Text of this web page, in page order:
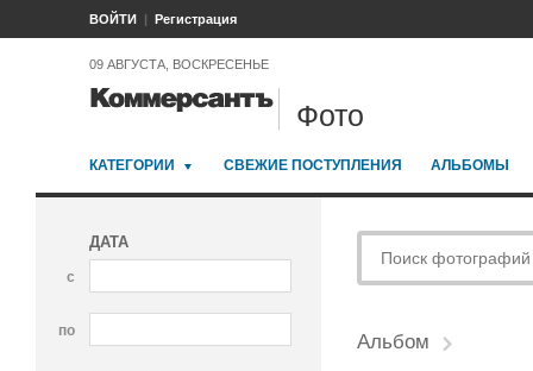
ВОЙТИ Регистрация
09 АВГУСТА, ВОСКРЕСЕНЬЕ
Фото
КАТЕГОРИИ СВЕЖИЕ ПОСТУПЛЕНИЯ АЛЬБОМЫ
ДАТА
с
по
Альбом